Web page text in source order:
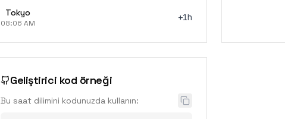
Tokyo
08:06 AM
+1h
Geliştirici kod örneği
Bu saat dilimini kodunuzda kullanın: